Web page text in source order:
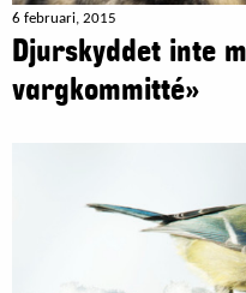
6 februari, 2015
Djurskyddet inte
vargkommitté»